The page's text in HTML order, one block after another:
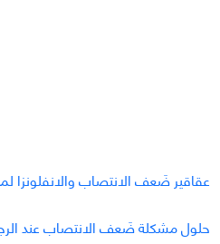
عقاقير ضَعف الانتصاب والانفلونزا
حلول مشكلة ضَعف الانتصاب عند الرجال: 6 أسباب محتملة